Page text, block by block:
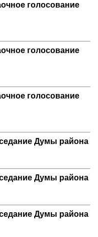
голосование
голосование
голосование
Думы района
Думы района
Думы района